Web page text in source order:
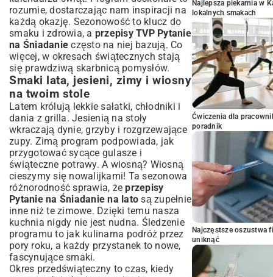
rozumie, dostarczając nam inspiracji na
każdą okazję. Sezonowość to klucz do
smaku i zdrowia, a przepisy TVP Pytanie
na Śniadanie często na niej bazują. Co
więcej, w okresach świątecznych stają
się prawdziwą skarbnicą pomysłów.
Smaki lata, jesieni, zimy i wiosny
na twoim stole
Latem królują lekkie sałatki, chłodniki i
dania z grilla. Jesienią na stoły
wkraczają dynie, grzyby i rozgrzewające
zupy. Zimą program podpowiada, jak
przygotować sycące gulasze i
świąteczne potrawy. A wiosną? Wiosną
cieszymy się nowalijkami! Ta sezonowa
różnorodność sprawia, żeprzepisy
Pytanie na Śniadanie na lato są zupełnie
inne niż te zimowe. Dzięki temu nasza
kuchnia nigdy nie jest nudna. Śledzenie
programu to jak kulinarna podróż przez
pory roku, a każdy przystanek to nowe,
fascynujące smaki.
Okres przedświąteczny to czas, kiedy
Najlepsza piekarnia w
lokalnych smakach
Ćwiczenia dla
poradnik
Najczęstsze oszustwa
uniknąć